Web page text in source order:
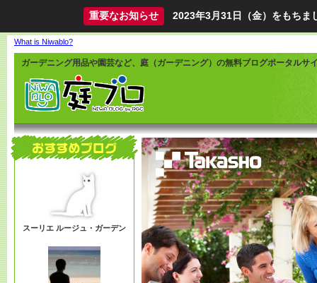
重要なお知らせ 2023年3月31日（金）をもちま
What is Niwablo?
ガーデニング用品や園芸など、庭（ガーデニング）の無料ブログポータルサ
スーリエ ルージュ・ガーデン